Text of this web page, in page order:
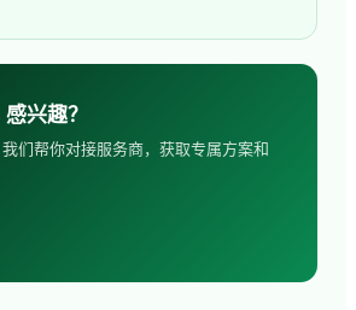
感兴趣？
们帮你对接服务商，获取专属方案和